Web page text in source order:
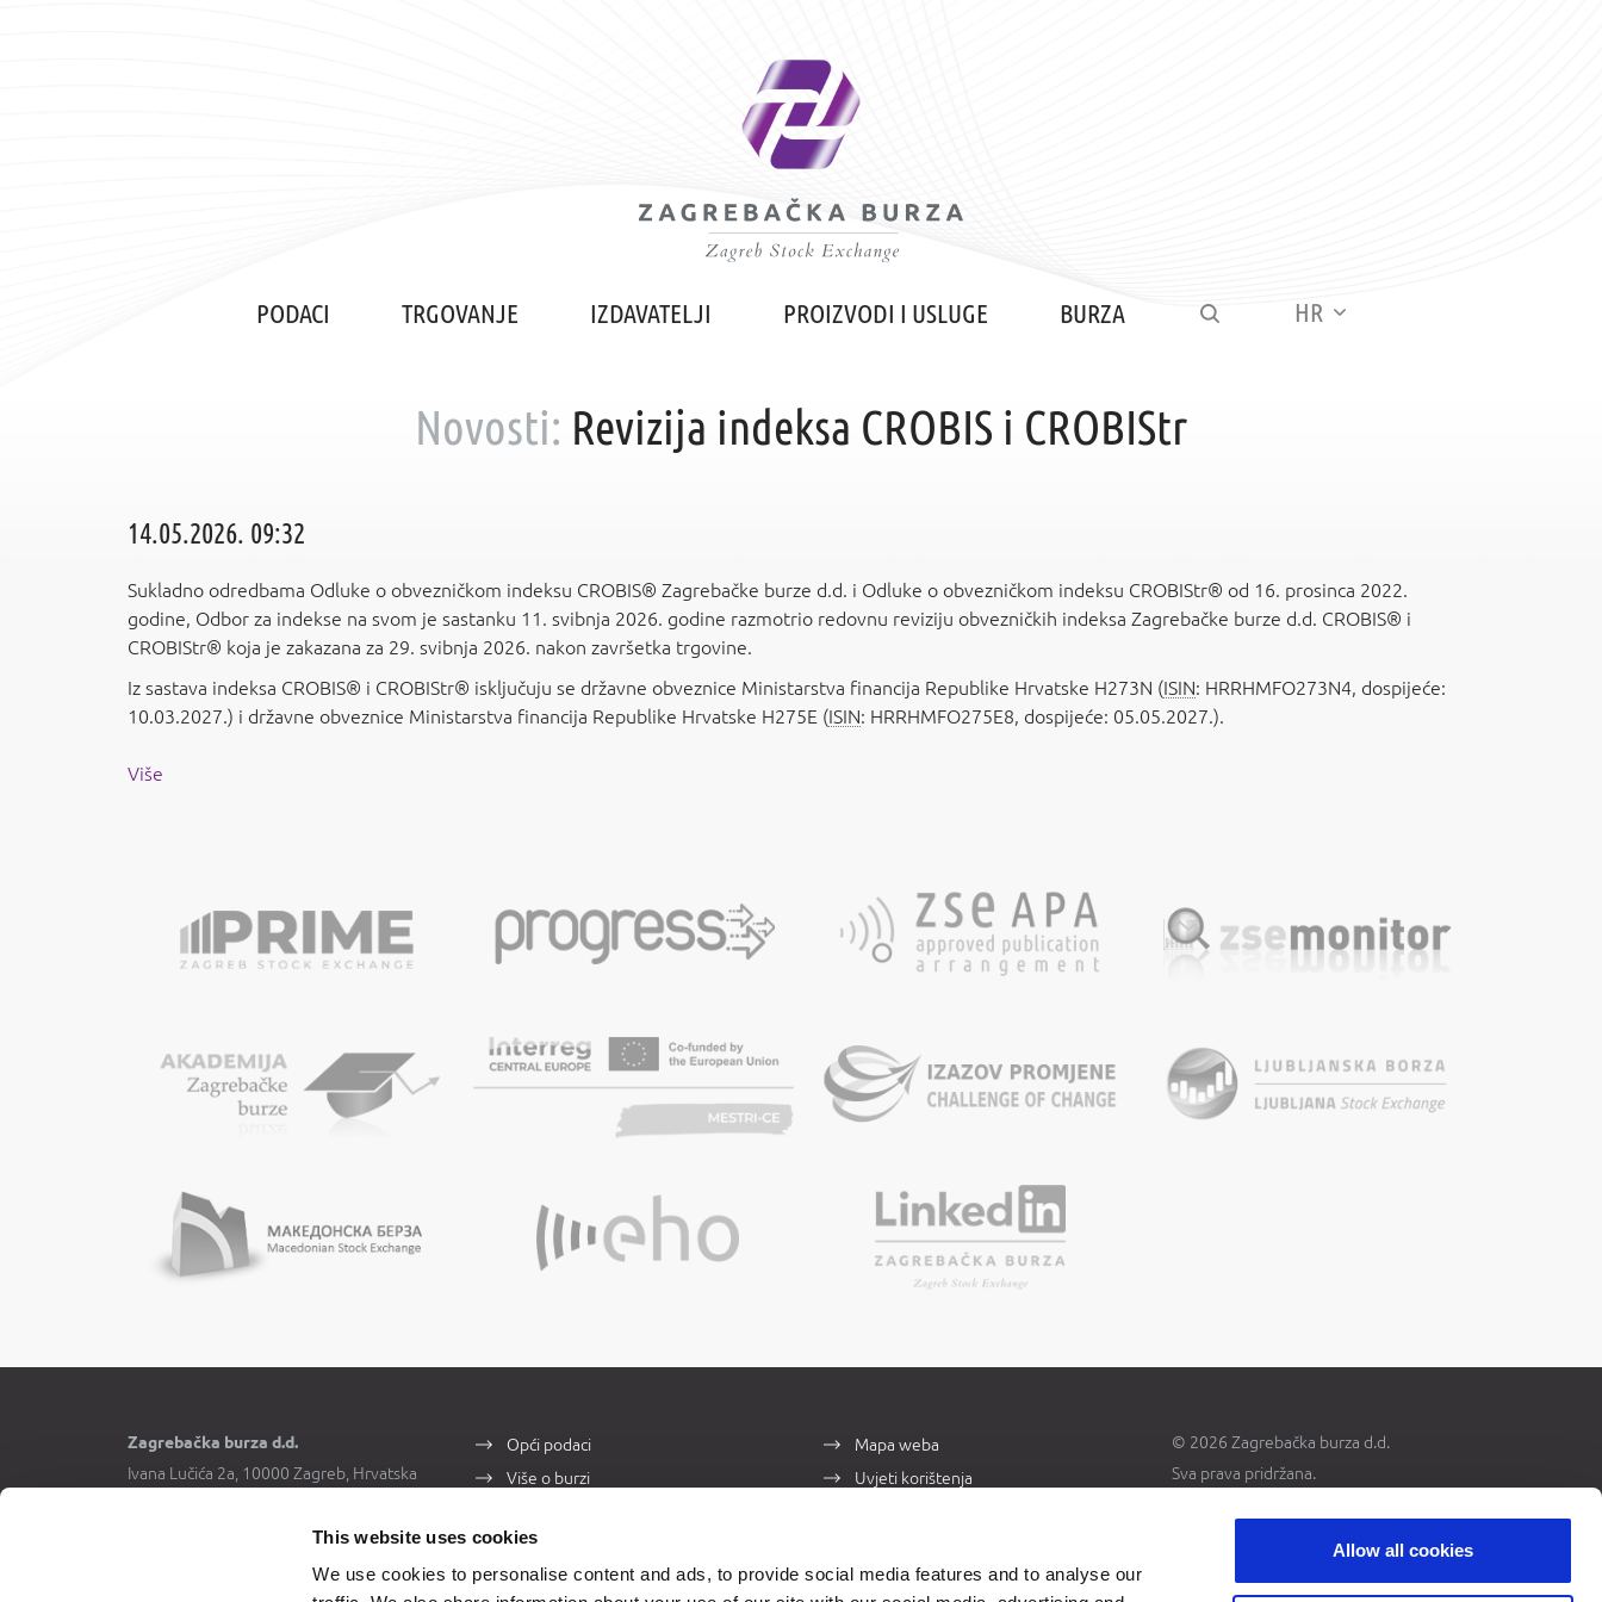
This website uses cookies
We use cookies to personalise content and ads, to provide social media features and to analyse our
Allow all cookies
PODACI TRGOVANJE IZDAVATELJI PROIZVODI I USLUGE BURZA HR
Novosti: Revizija indeksa CROBIS i CROBIStr
14.05.2026. 09:32
Sukladno odredbama Odluke o obvezničkom indeksu CROBIS® Zagrebačke burze d.d. i Odluke o obvezničkom indeksu CROBIStr® od 16. prosinca 2022.
godine, Odbor za indekse na svom je sastanku 11. svibnja 2026. godine razmotrio redovnu reviziju obvezničkih indeksa Zagrebačke burze d.d. CROBIS® i
CROBIStr® koja je zakazana za 29. svibnja 2026. nakon završetka trgovine.
Iz sastava indeksa CROBIS® i CROBIStr® isključuju se državne obveznice Ministarstva financija Republike Hrvatske H273N (ISIN: HRRHMFO273N4, dospijeće:
10.03.2027.) i državne obveznice Ministarstva financija Republike Hrvatske H275E (ISIN: HRRHMFO275E8, dospijeće: 05.05.2027.).
Više
Zagrebačka burza d.d.
Ivana Lučića 2a, 10000 Zagreb, Hrvatska
Opći podaci
Više o burzi
Mapa weba
Uvjeti korištenja
© 2026 Zagrebačka burza d.d.
Sva prava pridržana.